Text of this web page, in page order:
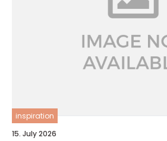
inspiration
15. July 2026